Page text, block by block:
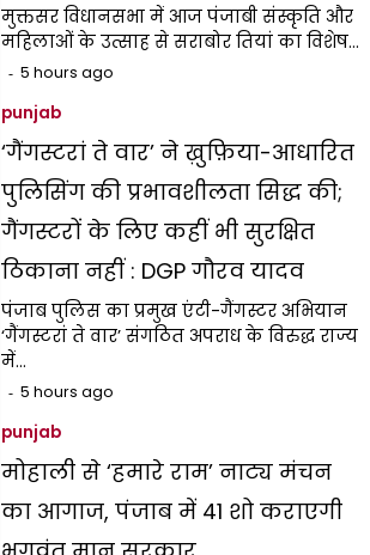
मुक्तसर विधानसभा में आज पंजाबी संस्कृति और
महिलाओं के उत्साह से सराबोर तियां का विशेष…
5 hours ago
punjab
‘गैंगस्टरां ते वार’ ने ख़ुफ़िया-आधारित
पुलिसिंग की प्रभावशीलता सिद्ध की;
गैंगस्टरों के लिए कहीं भी सुरक्षित
ठिकाना नहीं : DGP गौरव यादव
पंजाब पुलिस का प्रमुख एंटी-गैंगस्टर अभियान
‘गैंगस्टरां ते वार’ संगठित अपराध के विरुद्ध राज्य
में…
5 hours ago
punjab
मोहाली से ‘हमारे राम’ नाट्य मंचन
का आगाज, पंजाब में 41 शो कराएगी